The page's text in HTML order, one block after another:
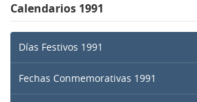
Calendarios 1991
Días Festivos 1991
Fechas Conmemorativas 1991